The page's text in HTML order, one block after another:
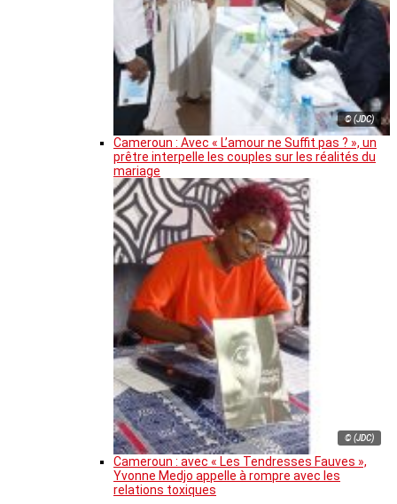
© (JDC)
Cameroun : Avec « L’amour ne Suffit pas ? », un
prêtre interpelle les couples sur les réalités du
mariage
© (JDC)
Cameroun : avec « Les Tendresses Fauves »,
Yvonne Medjo appelle à rompre avec les
relations toxiques